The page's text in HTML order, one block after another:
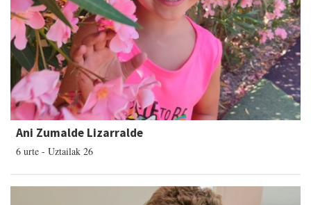
Ani Zumalde Lizarralde
6 urte - Uztailak 26